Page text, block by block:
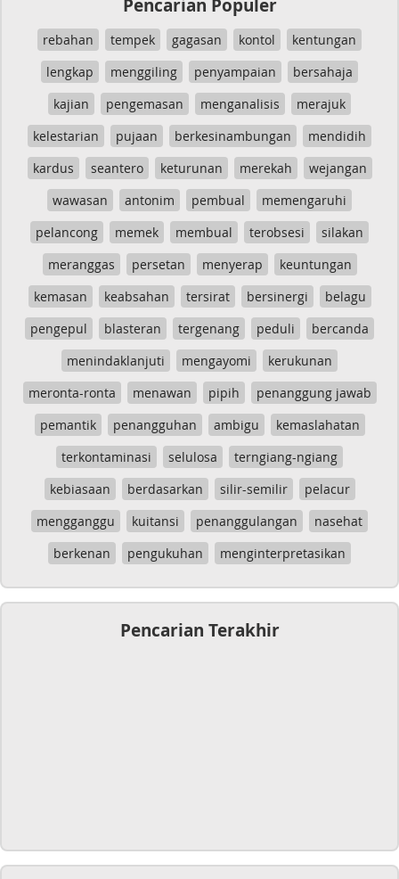
Pencarian Populer
rebahan tempek gagasan kontol
kentungan
lengkap
menggiling penyampaian
bersahaja
kajian
pengemasan menganalisis
merajuk
kelestarian
pujaan berkesinambungan
mendidih
kardus
seantero keturunan merekah
wejangan
wawasan
antonim pembual
memengaruhi
pelancong
memek membual terobsesi
silakan
meranggas
persetan menyerap
keuntungan
kemasan
keabsahan tersirat bersinergi
belagu
pengepul
blasteran tergenang peduli
bercanda
menindaklanjuti
mengayomi
kerukunan
meronta-ronta
menawan pipih
penanggung jawab
pemantik
penangguhan ambigu
kemaslahatan
terkontaminasi
selulosa
terngiang-ngiang
kebiasaan
berdasarkan silir-semilir
pelacur
mengganggu
kuitansi penanggulangan
nasehat
berkenan
pengukuhan menginterpretasikan
Pencarian Terakhir